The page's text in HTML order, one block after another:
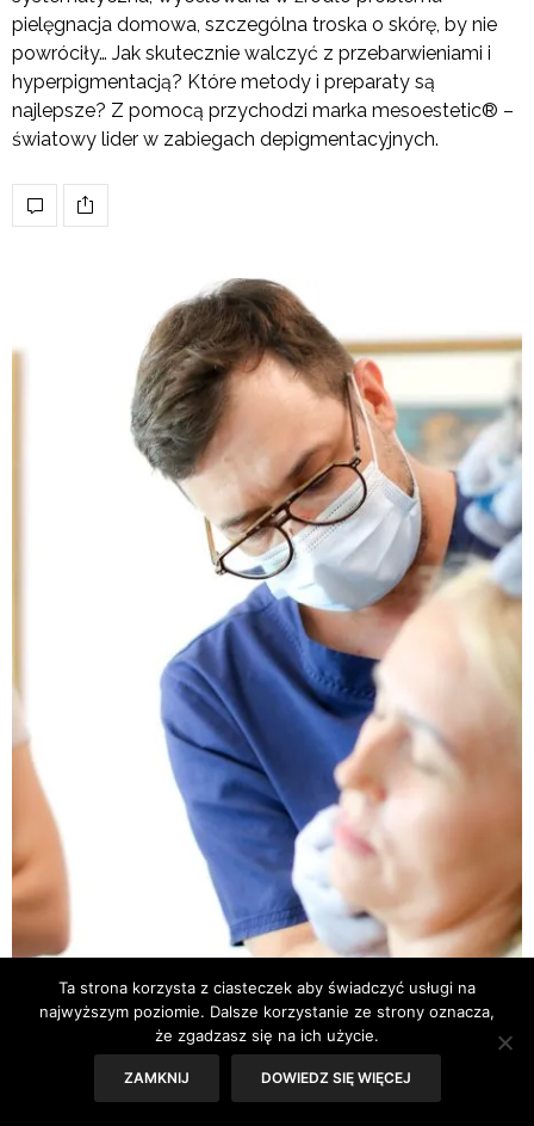
pielęgnacja domowa, szczególna troska o skórę, by nie
powróciły… Jak skutecznie walczyć z przebarwieniami i
hyperpigmentacją? Które metody i preparaty są
najlepsze? Z pomocą przychodzi marka mesoestetic® –
światowy lider w zabiegach depigmentacyjnych.
MEDYCYNA ESTETYCZNA,URODA 20 GRUDNIA 2022
Ta strona korzysta z ciasteczek aby świadczyć usługi na
najwyższym poziomie. Dalsze korzystanie ze strony oznacza,
że zgadzasz się na ich użycie.
ZAMKNIJ DOWIEDZ SIĘ WIĘCEJ